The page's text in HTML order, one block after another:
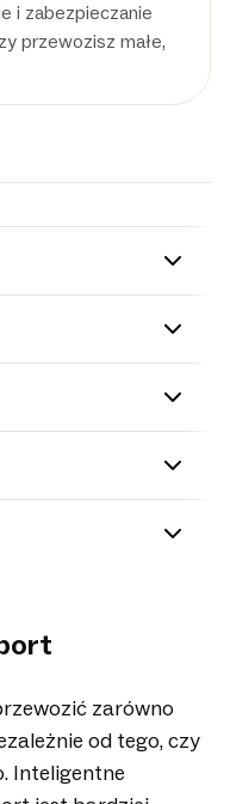
i zabezpieczanie
przewozisz małe,
zarówno
od tego, czy
Inteligentne